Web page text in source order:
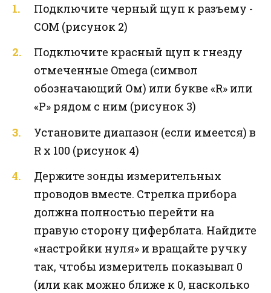
Подключите черный щуп к разъему -
COM (рисунок 2)
Подключите красный щуп к гнезду
отмеченные Omega (символ
обозначающий Ом) или букве «R» или
«P» рядом с ним (рисунок 3)
Установите диапазон (если имеется) в
R х 100 (рисунок 4)
Держите зонды измерительных
проводов вместе. Стрелка прибора
должна полностью перейти на
правую сторону циферблата. Найдите
«настройки нуля» и вращайте ручку
так, чтобы измеритель показывал 0
(или как можно ближе к 0, насколько